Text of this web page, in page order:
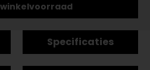
Specificaties